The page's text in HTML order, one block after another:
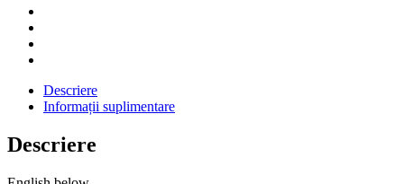
Greeting
card
envelope
Descriere
Informații suplimentare
Descriere